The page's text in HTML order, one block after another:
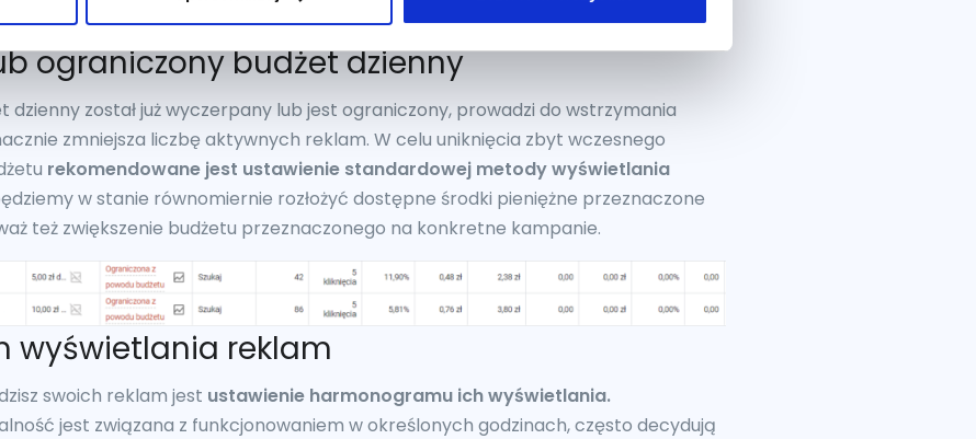
ograniczony budżet dzienny
dzienny został już wyczerpany lub jest ograniczony, prowadzi do wstrzymania
zmniejsza liczbę aktywnych reklam. W celu uniknięcia zbyt wczesnego
rekomendowane jest ustawienie standardowej metody wyświetlania
w stanie równomiernie rozłożyć dostępne środki pieniężne przeznaczone
też zwiększenie budżetu przeznaczonego na konkretne kampanie.
wyświetlania reklam
swoich reklam jest ustawienie harmonogramu ich wyświetlania.
jest związana z funkcjonowaniem w określonych godzinach, często decydują